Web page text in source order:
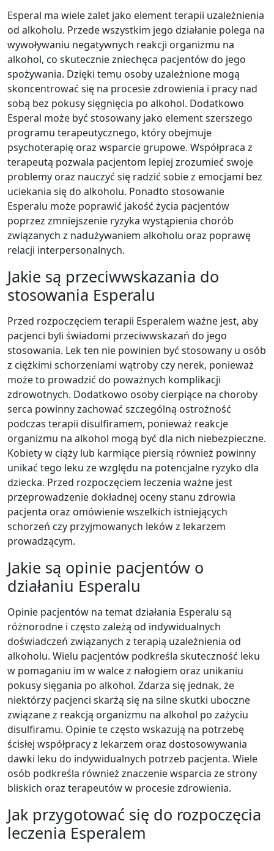
Esperal ma wiele zalet jako element terapii uzależnienia
od alkoholu. Przede wszystkim jego działanie polega na
wywoływaniu negatywnych reakcji organizmu na
alkohol, co skutecznie zniechęca pacjentów do jego
spożywania. Dzięki temu osoby uzależnione mogą
skoncentrować się na procesie zdrowienia i pracy nad
sobą bez pokusy sięgnięcia po alkohol. Dodatkowo
Esperal może być stosowany jako element szerszego
programu terapeutycznego, który obejmuje
psychoterapię oraz wsparcie grupowe. Współpraca z
terapeutą pozwala pacjentom lepiej zrozumieć swoje
problemy oraz nauczyć się radzić sobie z emocjami bez
uciekania się do alkoholu. Ponadto stosowanie
Esperalu może poprawić jakość życia pacjentów
poprzez zmniejszenie ryzyka wystąpienia chorób
związanych z nadużywaniem alkoholu oraz poprawę
relacji interpersonalnych.
Jakie są przeciwwskazania do
stosowania Esperalu
Przed rozpoczęciem terapii Esperalem ważne jest, aby
pacjenci byli świadomi przeciwwskazań do jego
stosowania. Lek ten nie powinien być stosowany u osób
z ciężkimi schorzeniami wątroby czy nerek, ponieważ
może to prowadzić do poważnych komplikacji
zdrowotnych. Dodatkowo osoby cierpiące na choroby
serca powinny zachować szczególną ostrożność
podczas terapii disulfiramem, ponieważ reakcje
organizmu na alkohol mogą być dla nich niebezpieczne.
Kobiety w ciąży lub karmiące piersią również powinny
unikać tego leku ze względu na potencjalne ryzyko dla
dziecka. Przed rozpoczęciem leczenia ważne jest
przeprowadzenie dokładnej oceny stanu zdrowia
pacjenta oraz omówienie wszelkich istniejących
schorzeń czy przyjmowanych leków z lekarzem
prowadzącym.
Jakie są opinie pacjentów o
działaniu Esperalu
Opinie pacjentów na temat działania Esperalu są
różnorodne i często zależą od indywidualnych
doświadczeń związanych z terapią uzależnienia od
alkoholu. Wielu pacjentów podkreśla skuteczność leku
w pomaganiu im w walce z nałogiem oraz unikaniu
pokusy sięgania po alkohol. Zdarza się jednak, że
niektórzy pacjenci skarżą się na silne skutki uboczne
związane z reakcją organizmu na alkohol po zażyciu
disulfiramu. Opinie te często wskazują na potrzebę
ścisłej współpracy z lekarzem oraz dostosowywania
dawki leku do indywidualnych potrzeb pacjenta. Wiele
osób podkreśla również znaczenie wsparcia ze strony
bliskich oraz terapeutów w procesie zdrowienia.
Jak przygotować się do rozpoczęcia
leczenia Esperalem